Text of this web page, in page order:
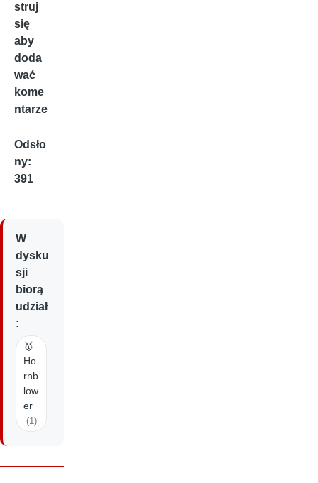
struj
się
aby
doda
wać
kome
ntarze
Odsło
ny:
391
W
dysku
sji
biorą
udział
:
🥇
Ho
rnb
low
er
(1)